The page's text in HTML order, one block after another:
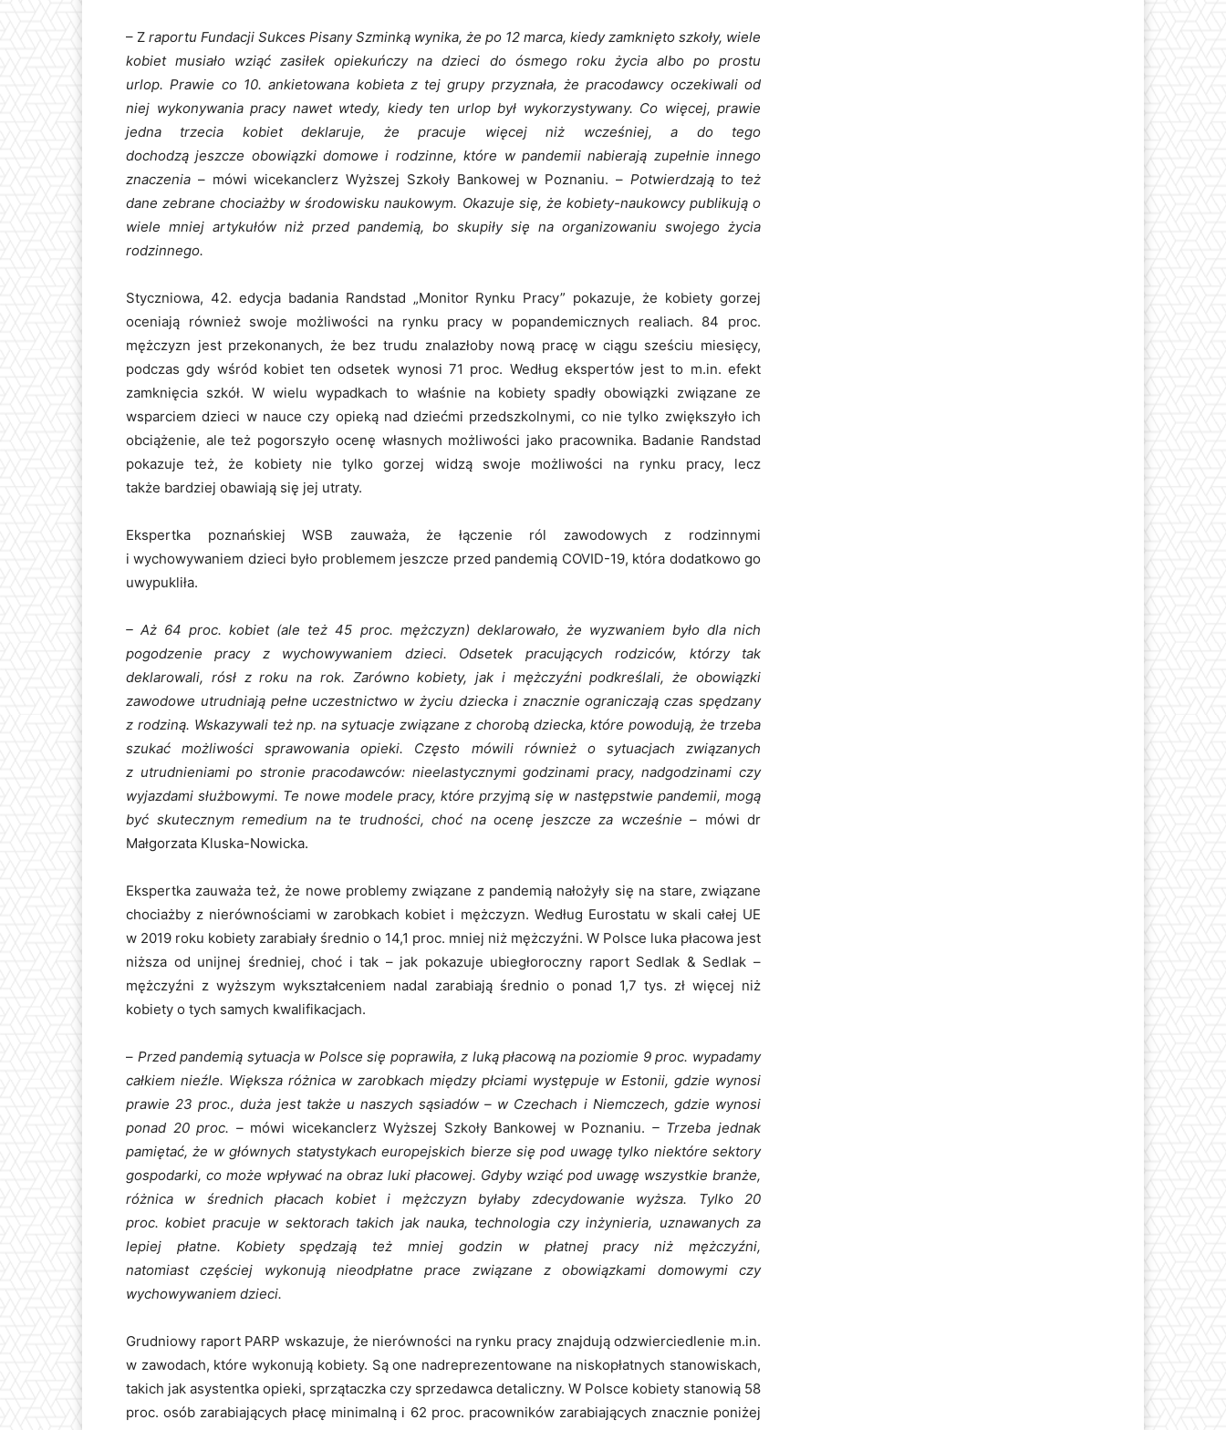
– Z raportu Fundacji Sukces Pisany Szminką wynika, że po 12 marca, kiedy zamknięto szkoły, wiele
kobiet musiało wziąć zasiłek opiekuńczy na dzieci do ósmego roku życia albo po prostu
urlop. Prawie co 10. ankietowana kobieta z tej grupy przyznała, że pracodawcy oczekiwali od
niej wykonywania pracy nawet wtedy, kiedy ten urlop był wykorzystywany. Co więcej, prawie
jedna trzecia kobiet deklaruje, że pracuje więcej niż wcześniej, a do tego
dochodzą jeszcze obowiązki domowe i rodzinne, które w pandemii nabierają zupełnie innego
znaczenia – mówi wicekanclerz Wyższej Szkoły Bankowej w Poznaniu. –Potwierdzają to też
dane zebrane chociażby w środowisku naukowym. Okazuje się, że kobiety-naukowcy publikują o
wiele mniej artykułów niż przed pandemią, bo skupiły się na organizowaniu swojego życia
rodzinnego.
Styczniowa, 42. edycja badania Randstad „Monitor Rynku Pracy” pokazuje, że kobiety gorzej
oceniają również swoje możliwości na rynku pracy w popandemicznych realiach. 84 proc.
mężczyzn jest przekonanych, że bez trudu znalazłoby nową pracę w ciągu sześciu miesięcy,
podczas gdy wśród kobiet ten odsetek wynosi 71 proc. Według ekspertów jest to m.in. efekt
zamknięcia szkół. W wielu wypadkach to właśnie na kobiety spadły obowiązki związane ze
wsparciem dzieci w nauce czy opieką nad dziećmi przedszkolnymi, co nie tylko zwiększyło ich
obciążenie, ale też pogorszyło ocenę własnych możliwości jako pracownika. Badanie Randstad
pokazuje też, że kobiety nie tylko gorzej widzą swoje możliwości na rynku pracy, lecz
także bardziej obawiają się jej utraty.
Ekspertka poznańskiej WSB zauważa, że łączenie ról zawodowych z rodzinnymi
i wychowywaniem dzieci było problemem jeszcze przed pandemią COVID-19, która dodatkowo go
uwypukliła.
– Aż 64 proc. kobiet (ale też 45 proc. mężczyzn) deklarowało, że wyzwaniem było dla nich
pogodzenie pracy z wychowywaniem dzieci. Odsetek pracujących rodziców, którzy tak
deklarowali, rósł z roku na rok. Zarówno kobiety, jak i mężczyźni podkreślali, że obowiązki
zawodowe utrudniają pełne uczestnictwo w życiu dziecka i znacznie ograniczają czas spędzany
z rodziną. Wskazywali też np. na sytuacje związane z chorobą dziecka, które powodują, że trzeba
szukać możliwości sprawowania opieki. Często mówili również o sytuacjach związanych
z utrudnieniami po stronie pracodawców: nieelastycznymi godzinami pracy, nadgodzinami czy
wyjazdami służbowymi. Te nowe modele pracy, które przyjmą się w następstwie pandemii, mogą
być skutecznym remedium na te trudności, choć na ocenę jeszcze za wcześnie – mówi dr
Małgorzata Kluska-Nowicka.
Ekspertka zauważa też, że nowe problemy związane z pandemią nałożyły się na stare, związane
chociażby z nierównościami w zarobkach kobiet i mężczyzn. Według Eurostatu w skali całej UE
w 2019 roku kobiety zarabiały średnio o 14,1 proc. mniej niż mężczyźni. W Polsce luka płacowa jest
niższa od unijnej średniej, choć i tak – jak pokazuje ubiegłoroczny raport Sedlak & Sedlak –
mężczyźni z wyższym wykształceniem nadal zarabiają średnio o ponad 1,7 tys. zł więcej niż
kobiety o tych samych kwalifikacjach.
– Przed pandemią sytuacja w Polsce się poprawiła, z luką płacową na poziomie 9 proc. wypadamy
całkiem nieźle. Większa różnica w zarobkach między płciami występuje w Estonii, gdzie wynosi
prawie 23 proc., duża jest także u naszych sąsiadów – w Czechach i Niemczech, gdzie wynosi
ponad 20 proc. –mówi wicekanclerz Wyższej Szkoły Bankowej w Poznaniu. – Trzeba jednak
pamiętać, że w głównych statystykach europejskich bierze się pod uwagę tylko niektóre sektory
gospodarki, co może wpływać na obraz luki płacowej. Gdyby wziąć pod uwagę wszystkie branże,
różnica w średnich płacach kobiet i mężczyzn byłaby zdecydowanie wyższa. Tylko 20
proc. kobiet pracuje w sektorach takich jak nauka, technologia czy inżynieria, uznawanych za
lepiej płatne. Kobiety spędzają też mniej godzin w płatnej pracy niż mężczyźni,
natomiast częściej wykonują nieodpłatne prace związane z obowiązkami domowymi czy
wychowywaniem dzieci.
Grudniowy raport PARP wskazuje, że nierówności na rynku pracy znajdują odzwierciedlenie m.in.
w zawodach, które wykonują kobiety. Są one nadreprezentowane na niskopłatnych stanowiskach,
takich jak asystentka opieki, sprzątaczka czy sprzedawca detaliczny. W Polsce kobiety stanowią 58
proc. osób zarabiających płacę minimalną i 62 proc. pracowników zarabiających znacznie poniżej